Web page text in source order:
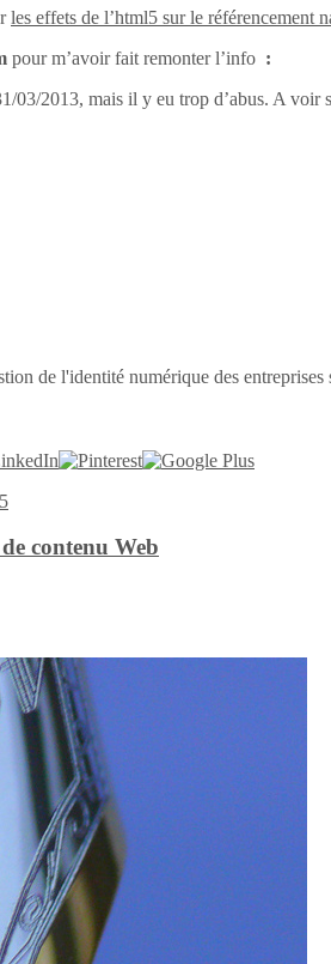
les effets de l’html5 sur le référencement
pour m’avoir fait remonter l’info :
03/2013, mais il y eu trop d’abus. A voir
de l'identité numérique des
contenu Web